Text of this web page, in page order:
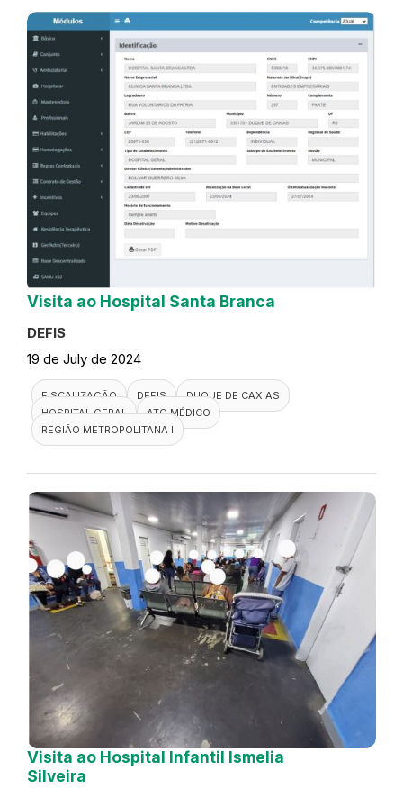
Visita ao Hospital Santa Branca
DEFIS
19 de July de 2024
FISCALIZAÇÃO DEFIS
DUQUE DE CAXIAS
HOSPITAL GERAL
ATO MÉDICO
REGIÃO METROPOLITANA I
Visita ao Hospital Infantil Ismelia
Silveira